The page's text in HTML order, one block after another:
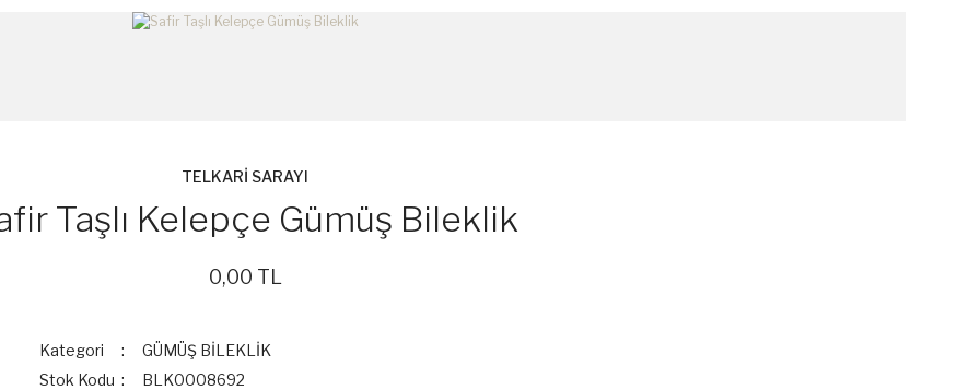
TELKARİ SARAYI
Taşlı Kelepçe Gümüş Bileklik
0,00 TL
Kategori
GÜMÜŞ BİLEKLİK
Stok Kodu
BLK0008692